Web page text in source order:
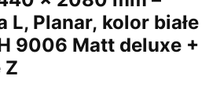
L, Planar, kolor białe
9006 Matt deluxe +
Z